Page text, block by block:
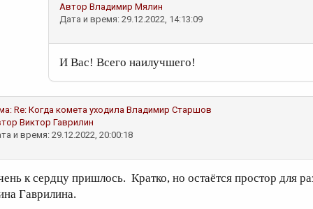
Автор Владимир Мялин
Дата и время: 29.12.2022, 14:13:09
И Вас! Всего наилучшего!
Re: Когда комета уходила Владимир Старшов
Виктор Гаврилин
и время: 29.12.2022, 20:00:18
к сердцу пришлось. Кратко, но остаётся простор для
Гаврилина.